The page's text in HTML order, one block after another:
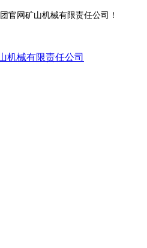
官网矿山机械有限责任公司！